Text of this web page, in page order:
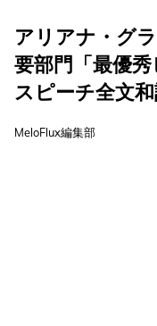
アリアナ・グ
要部門「最優
スピーチ全文
MeloFlux編集部